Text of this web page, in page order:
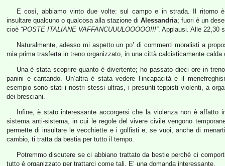
E così, abbiamo vinto due volte: sul campo e in strada. Il ritorno
insultare qualcuno o qualcosa alla stazione diAlessandria; fuori è un
cioè “POSTE ITALIANE VAFFANCUUULOOOOO!!!”. Applausi. Alle 22,30
Naturalmente, adesso mi aspetto un po’ di commenti moralisti a
mia prima trasferta in treno organizzato, in una città calcisticamente
Una è stata scoprire quanto è divertente; ho passato dieci ore in
panini e cantando. Un’altra è stata vedere l’incapacità e il
esempio sono stati i nostri stessi ultras, i presunti teppisti violenti, a
dei bresciani.
Infine, è stato interessante accorgersi che la violenza non è
sistema anti-sistema, in cui le regole del vivere civile vengono
permette di insultare le vecchiette e i golfisti e, se vuoi, anche di
cambio, ti tratta da bestia per tutto il tempo.
Potremmo discutere se ci abbiano trattato da bestie perchè ci
tutto è organizzato per trattarci come tali. E’ una domanda interessante.